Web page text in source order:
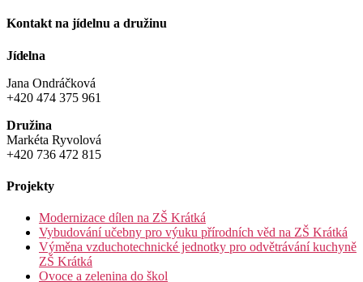
Kontakt na jídelnu a družinu
Jídelna
Jana Ondráčková
+420 474 375 961
Družina
Markéta Ryvolová
+420 736 472 815
Projekty
Modernizace dílen na ZŠ Krátká
Vybudování učebny pro výuku přírodních věd na ZŠ Krátká
Výměna vzduchotechnické jednotky pro odvětrávání kuchyně
ZŠ Krátká
Ovoce a zelenina do škol